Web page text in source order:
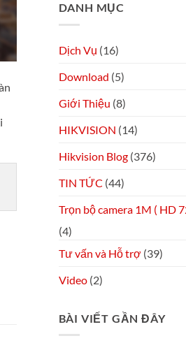
DANH MỤC
Dịch Vụ (16)
Download (5)
Giới Thiệu (8)
HIKVISION (14)
Hikvision Blog(376)
TIN TỨC (44)
Trọn bộ camera 1M ( HD
(4)
Tư vấn và Hỗ trợ (39)
Video(2)
BÀI VIẾT GẦN ĐÂY